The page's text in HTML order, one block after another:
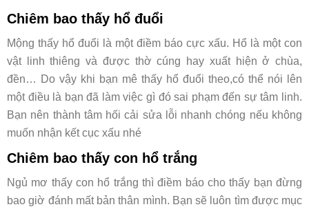
Chiêm bao thấy hổ đuổi
Mộng thấy hổ đuổi là một điềm báo cực xấu. Hổ là một con
vật linh thiêng và được thờ cúng hay xuất hiện ở chùa,
đền… Do vậy khi bạn mê thấy hổ đuổi theo,có thể nói lên
một điều là bạn đã làm việc gì đó sai phạm đến sự tâm linh.
Bạn nên thành tâm hối cải sửa lỗi nhanh chóng nếu không
muốn nhận kết cục xấu nhé
Chiêm bao thấy con hổ trắng
Ngủ mơ thấy con hổ trắng thì điềm báo cho thấy bạn đừng
bao giờ đánh mất bản thân mình. Bạn sẽ luôn tìm được mục